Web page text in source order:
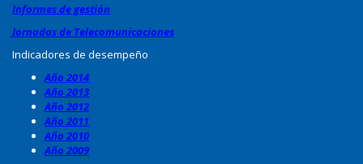
Informes de gestión
Jornadas de Telecomunicaciones
Indicadores de desempeño
Año 2014
Año 2013
Año 2012
Año 2011
Año 2010
Año 2009